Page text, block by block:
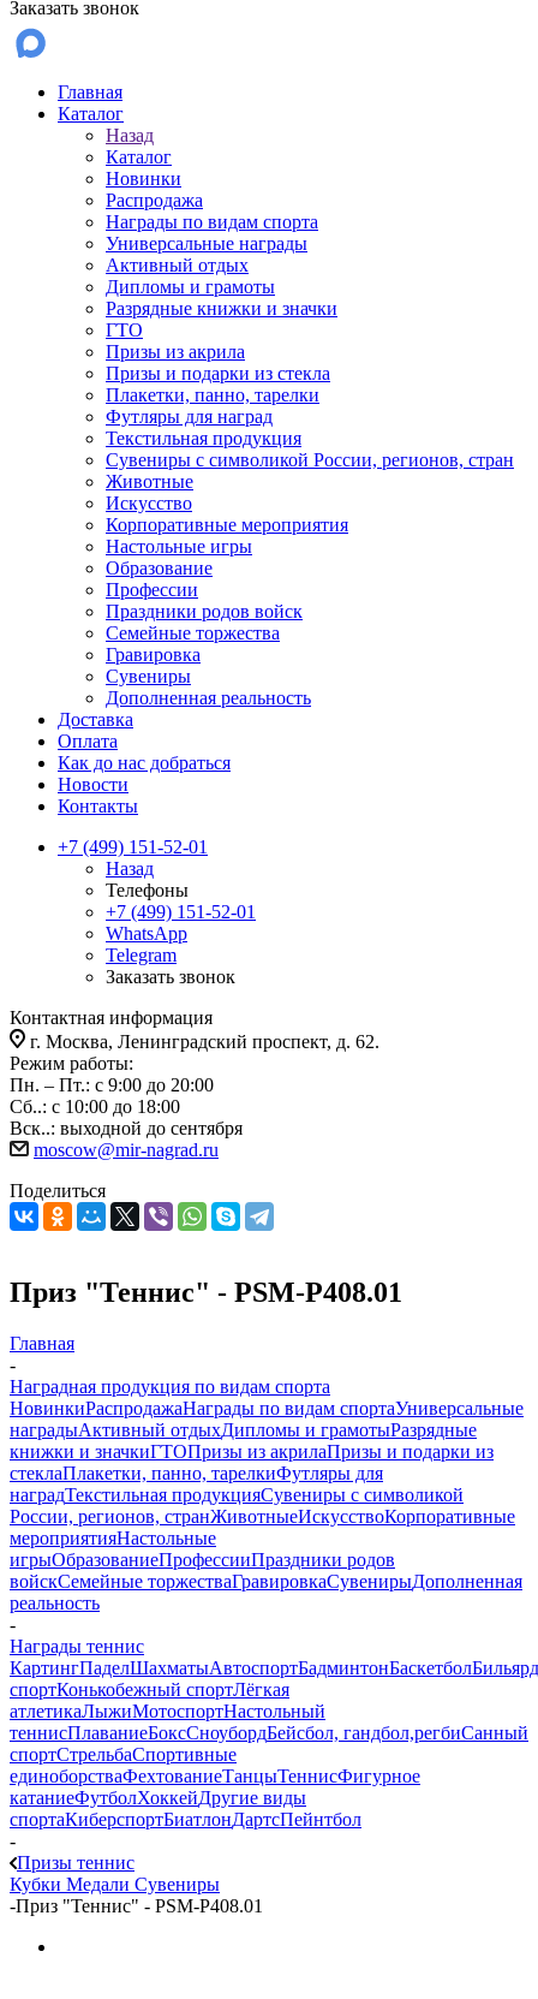
Заказать звонок
Главная
Каталог
Назад
Каталог
Новинки
Распродажа
Награды по видам спорта
Универсальные награды
Активный отдых
Дипломы и грамоты
Разрядные книжки и значки
ГТО
Призы из акрила
Призы и подарки из стекла
Плакетки, панно, тарелки
Футляры для наград
Текстильная продукция
Сувениры с символикой России, регионов, стран
Животные
Искусство
Корпоративные мероприятия
Настольные игры
Образование
Профессии
Праздники родов войск
Семейные торжества
Гравировка
Сувениры
Дополненная реальность
Доставка
Оплата
Как до нас добраться
Новости
Контакты
+7 (499) 151-52-01
Назад
Телефоны
+7 (499) 151-52-01
WhatsApp
Telegram
Заказать звонок
Контактная информация
г. Москва, Ленинградский проспект, д. 62.
Режим работы:
Пн. – Пт.: с 9:00 до 20:00
Сб..: с 10:00 до 18:00
Вск..: выходной до сентября
moscow@mir-nagrad.ru
Поделиться
Приз "Теннис" - PSM-P408.01
Главная
-
Наградная продукция по видам спорта
НовинкиРаспродажаНаграды по видам спортаУниверсальные
наградыАктивный отдыхДипломы и грамотыРазрядные
книжки и значкиГТОПризы из акрилаПризы и подарки из
стеклаПлакетки, панно, тарелкиФутляры для
наградТекстильная продукцияСувениры с символикой
России, регионов, странЖивотныеИскусствоКорпоративные
мероприятияНастольные
игрыОбразованиеПрофессииПраздники родов
войскСемейные торжестваГравировкаСувенирыДополненная
реальность
-
Награды теннис
КартингПаделШахматыАвтоспортБадминтонБаскетболБильярд
спортКонькобежный спортЛёгкая
атлетикаЛыжиМотоспортНастольный
теннисПлаваниеБоксСноубордБейсбол, гандбол,регбиСанный
спортСтрельбаСпортивные
единоборстваФехтованиеТанцыТеннисФигурное
катаниеФутболХоккейДругие виды
спортаКиберспортБиатлонДартсПейнтбол
-
Призы теннис
Кубки Медали Сувениры
-Приз "Теннис" - PSM-P408.01